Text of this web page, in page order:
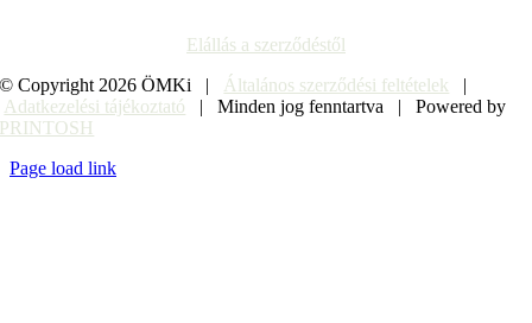
Elállás a szerződéstől
© Copyright 2026 ÖMKi | Általános szerződési feltételek |
Adatkezelési tájékoztató | Minden jog fenntartva | Powered by
PRINTOSH
Page load link